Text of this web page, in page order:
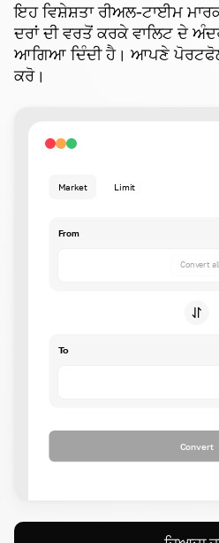
ਇਹ ਵਿਸ਼ੇਸ਼ਤਾ ਰੀਅਲ-ਟਾਈਮ
ਦਰਾਂ ਦੀ ਵਰਤੋਂ ਕਰਕੇ ਵਾਲਿਟ ਦੇ
ਆਗਿਆ ਦਿੰਦੀ ਹੈ। ਆਪਣੇ
ਕਰੋ।
Market Limit
From
Convert
To
Convert